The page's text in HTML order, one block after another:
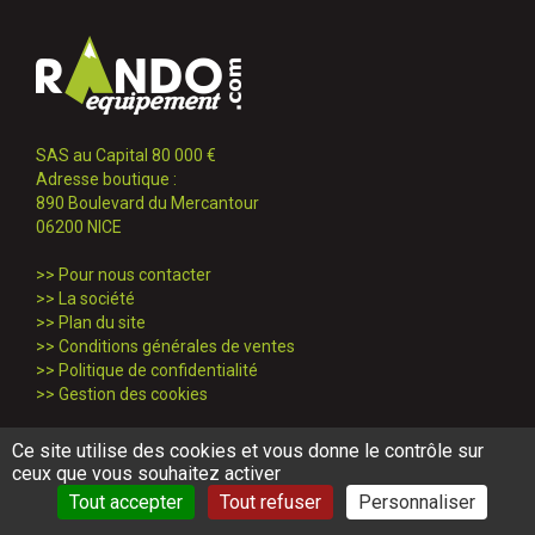
SAS au Capital 80 000 €
Adresse boutique :
890 Boulevard du Mercantour
06200 NICE
>> Pour nous contacter
>>
La société
>> Plan du site
>> Conditions générales de ventes
>> Politique de confidentialité
>> Gestion des cookies
Service client
04 97 25 69 71
Ce site utilise des cookies et vous donne le contrôle sur
ceux que vous souhaitez activer
Tout accepter
Tout refuser Personnaliser